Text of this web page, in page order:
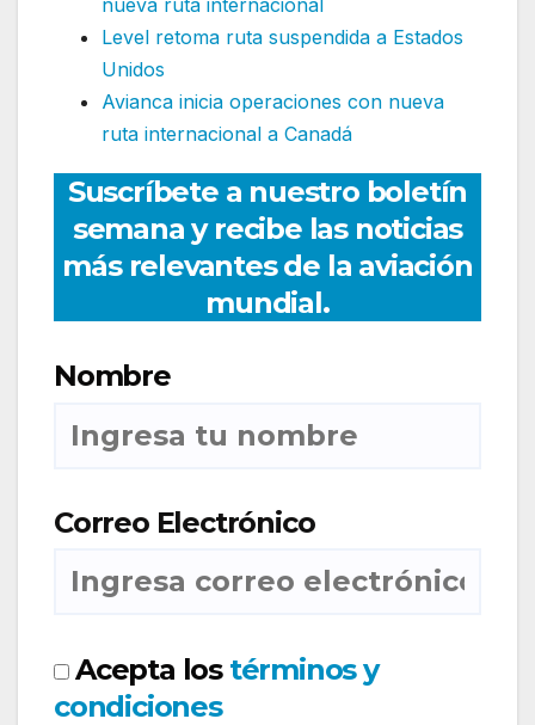
Level retoma ruta suspendida a Estados
Unidos
Avianca inicia operaciones con nueva
ruta internacional a Canadá
Suscríbete a nuestro boletín
semana y recibe las noticias
más relevantes de la aviación
mundial.
Nombre
Correo Electrónico
Acepta los términos y
condiciones